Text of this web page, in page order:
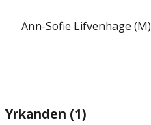
Ann-Sofie Lifvenhage (M)
Yrkanden (1)